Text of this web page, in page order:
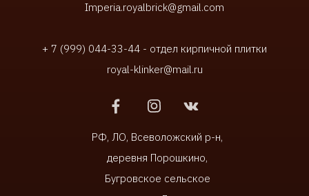
Imperia.royalbrick@gmail.com
+ 7 (999) 044-33-44 - отдел кирпичной плитки
royal-klinker@mail.ru
РФ, ЛО, Всеволожский р-н,
деревня Порошкино,
Бугровское сельское